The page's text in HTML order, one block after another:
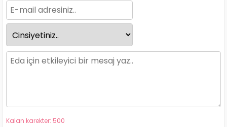
Kalan karekter: 500